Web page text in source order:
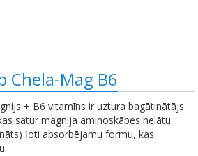
Chela-Mag B6
+ B6 vitamīns ir uztura bagātinātājs
satur magnija aminoskābes helātu
ļoti absorbējamu formu, kas